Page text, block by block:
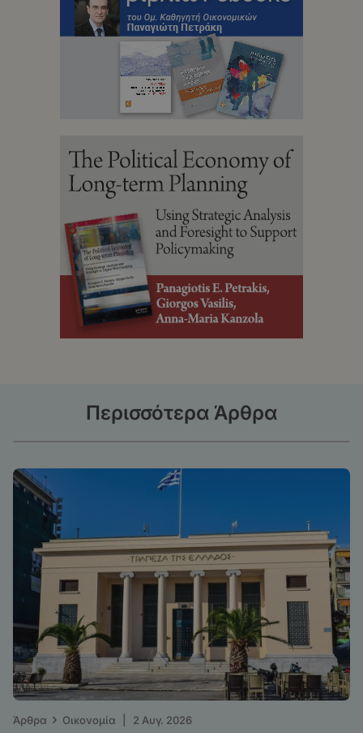
Περισσότερα Άρθρα
Άρθρα › Οικονομία 2 Αυγ. 2026